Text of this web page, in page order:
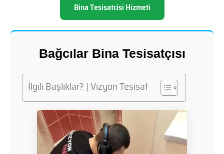
Bina Tesisatcisi Hizmeti
Bağcılar Bina Tesisatçısı
İlgili Başlıklar? | Vizyon Tesisat